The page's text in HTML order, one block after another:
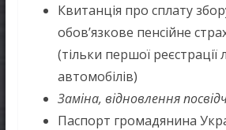
Квитанція про сплату
обов’язкове пенсійне
(тільки першої реєстрації
автомобілів)
Заміна, відновлення
Паспорт громадянина